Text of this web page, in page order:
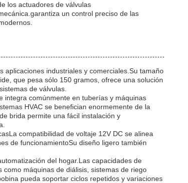
los actuadores de válvulas
un control preciso de las
industriales y comerciales.Su tamaño
que pesa sólo 150 gramos, ofrece una solución
de válvulas.
integra comúnmente en tuberías y máquinas
HVAC se benefician enormemente de la
brida permite una fácil instalación y
compatibilidad de voltaje 12V DC se alinea
de funcionamientoSu diseño ligero también
del hogar.Las capacidades de
máquinas de diálisis, sistemas de riego
pueda soportar ciclos repetidos y variaciones